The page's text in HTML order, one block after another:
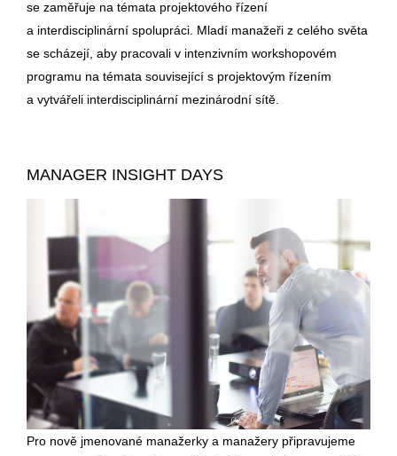
se zaměřuje na témata projektového řízení
a interdisciplinární spolupráci. Mladí manažeři z celého světa
se scházejí, aby pracovali v intenzivním workshopovém
programu na témata související s projektovým řízením
a vytvářeli interdisciplinární mezinárodní sítě.
MANAGER INSIGHT DAYS
Pro nově jmenované manažerky a manažery připravujeme